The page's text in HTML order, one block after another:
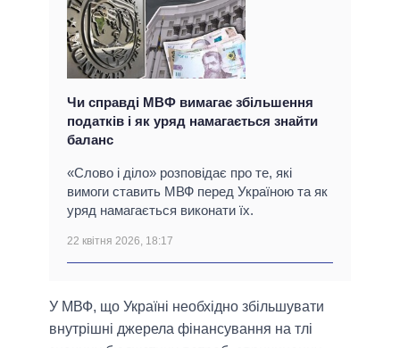
Чи справді МВФ вимагає збільшення
податків і як уряд намагається знайти
баланс
«Слово і діло» розповідає про те, які
вимоги ставить МВФ перед Україною та як
уряд намагається виконати їх.
22 квітня 2026, 18:17
У МВФ, що Україні необхідно збільшувати
внутрішні джерела фінансування на тлі